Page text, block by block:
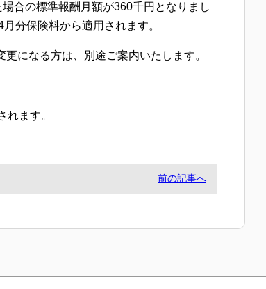
合の標準報酬月額が360千円となりまし
分保険料から適用されます。
になる方は、別途ご案内いたします。
ます。
前の記事へ